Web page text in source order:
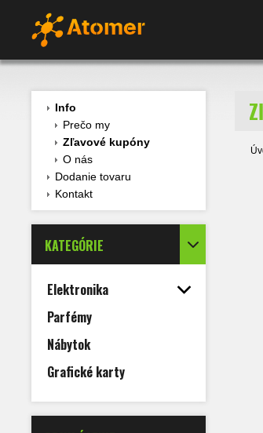
Info
Prečo my
Zľavové kupóny
O nás
Dodanie tovaru
Kontakt
KATEGÓRIE
Elektronika
Parfémy
Nábytok
Grafické karty